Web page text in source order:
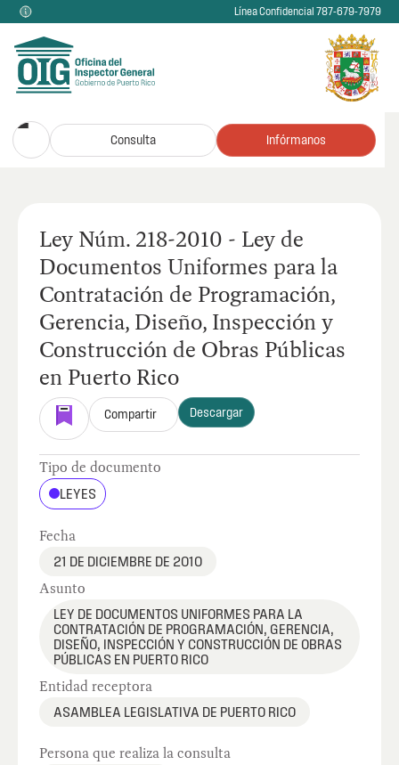
Línea Confidencial 787-679-7979
Consulta Infórmanos
Ley Núm. 218-2010 - Ley de
Documentos Uniformes para la
Contratación de Programación,
Gerencia, Diseño, Inspección y
Construcción de Obras Públicas
en Puerto Rico
Compartir Descargar
Tipo de documento
LEYES
Fecha
21 DE DICIEMBRE DE 2010
Asunto
LEY DE DOCUMENTOS UNIFORMES PARA LA
CONTRATACIÓN DE PROGRAMACIÓN, GERENCIA,
DISEÑO, INSPECCIÓN Y CONSTRUCCIÓN DE OBRAS
PÚBLICAS EN PUERTO RICO
Entidad receptora
ASAMBLEA LEGISLATIVA DE PUERTO RICO
Persona que realiza la consulta